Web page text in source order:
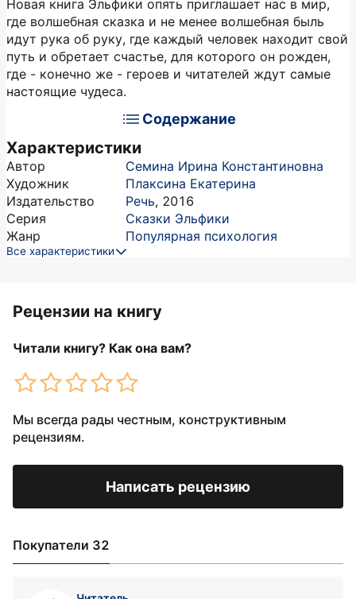
Новая книга Эльфики опять приглашает нас в мир,
где волшебная сказка и не менее волшебная быль
идут рука об руку, где каждый человек находит свой
путь и обретает счастье, для которого он рожден,
где - конечно же - героев и читателей ждут самые
настоящие чудеса.
Содержание
Характеристики
Автор
Семина Ирина Константиновна
Художник
Плаксина Екатерина
Издательство
Речь, 2016
Серия
Сказки Эльфики
Жанр
Популярная психология
Все характеристики
Рецензии на книгу
Читали книгу? Как она вам?
Мы всегда рады честным, конструктивным
рецензиям.
Написать рецензию
Покупатели 32